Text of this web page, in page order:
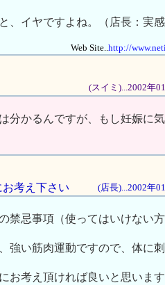
、イヤですよね。（店長：実感
Web Site..http://
(スイミ)...2002年
分かるんですが、もし妊娠に
考え下さい (店長)...2002年
禁忌事項（使ってはいけない
強い筋肉運動ですので、体に
お考え頂ければ良いと思います